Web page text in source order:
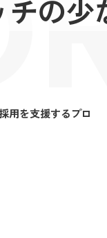
チの少
用を支援するプロ